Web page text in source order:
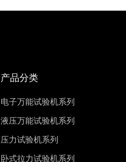
产品分类
电子万能试验机系列
液压万能试验机系列
压力试验机系列
卧式拉力试验机系列